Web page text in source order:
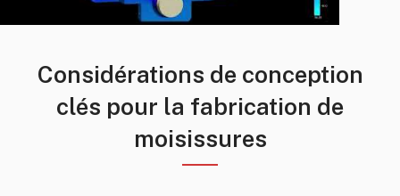
Considérations de conception
clés pour la fabrication de
moisissures